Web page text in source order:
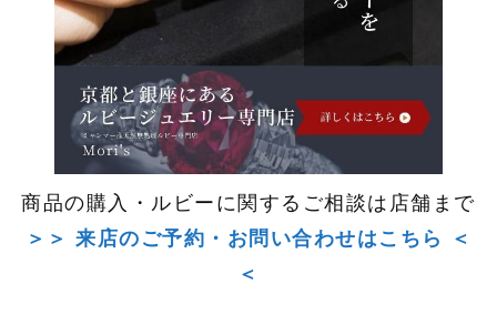
商品の購入・ルビーに関するご相談は店舗まで
＞＞ 来店のご予約・お問い合わせはこちら ＜
＜